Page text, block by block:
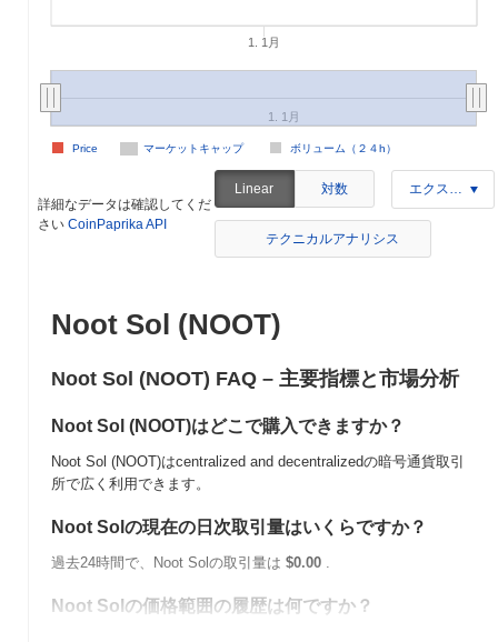
1. 1月
マーケットキャップ ボリューム（２４h）
Price
1. 1月
詳細なデータは確認してくだ
さい CoinPaprika API
Linear 対数 エクスポート
テクニカルアナリシス
Noot Sol (NOOT)
Noot Sol (NOOT) FAQ – 主要指標と市場分析
Noot Sol (NOOT)はどこで購入できますか？
Noot Sol (NOOT)はcentralized and decentralizedの暗号通貨取引
所で広く利用できます。
Noot Solの現在の日次取引量はいくらですか？
過去24時間で、Noot Solの取引量は $0.00 .
Noot Solの価格範囲の履歴は何ですか？